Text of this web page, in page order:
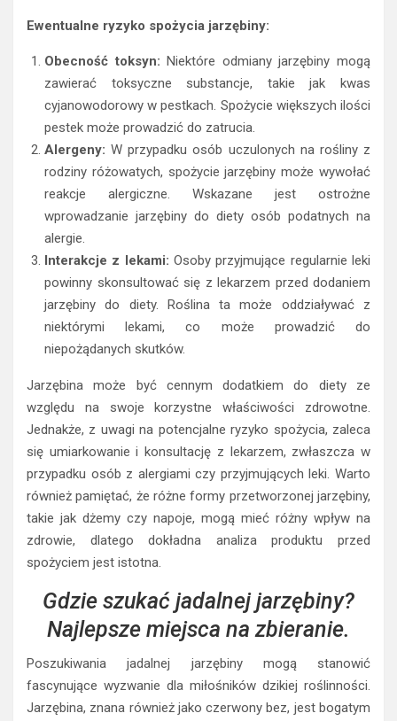
Ewentualne ryzyko spożycia jarzębiny:
Obecność toksyn: Niektóre odmiany jarzębiny mogą
zawierać toksyczne substancje, takie jak kwas
cyjanowodorowy w pestkach. Spożycie większych ilości
pestek może prowadzić do zatrucia.
Alergeny: W przypadku osób uczulonych na rośliny z
rodziny różowatych, spożycie jarzębiny może wywołać
reakcje alergiczne. Wskazane jest ostrożne
wprowadzanie jarzębiny do diety osób podatnych na
alergie.
Interakcje z lekami: Osoby przyjmujące regularnie leki
powinny skonsultować się z lekarzem przed dodaniem
jarzębiny do diety. Roślina ta może oddziaływać z
niektórymi lekami, co może prowadzić do
niepożądanych skutków.
Jarzębina może być cennym dodatkiem do diety ze
względu na swoje korzystne właściwości zdrowotne.
Jednakże, z uwagi na potencjalne ryzyko spożycia, zaleca
się umiarkowanie i konsultację z lekarzem, zwłaszcza w
przypadku osób z alergiami czy przyjmujących leki. Warto
również pamiętać, że różne formy przetworzonej jarzębiny,
takie jak dżemy czy napoje, mogą mieć różny wpływ na
zdrowie, dlatego dokładna analiza produktu przed
spożyciem jest istotna.
Gdzie szukać jadalnej jarzębiny?
Najlepsze miejsca na zbieranie.
Poszukiwania jadalnej jarzębiny mogą stanowić
fascynujące wyzwanie dla miłośników dzikiej roślinności.
Jarzębina, znana również jako czerwony bez, jest bogatym